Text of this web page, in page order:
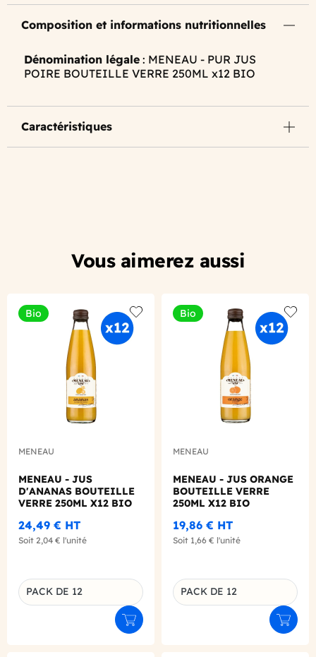
Composition et informations nutritionnelles
Dénomination légale : MENEAU - PUR JUS
POIRE BOUTEILLE VERRE 250ML x12 BIO
Caractéristiques
Vous aimerez aussi
Bio
Add to wishlist
MENEAU
MENEAU - JUS
D'ANANAS BOUTEILLE
VERRE 250ML X12 BIO
24,49 € HT
Soit 2,04 € l'unité
Déclinaison du produit
PACK DE 12
Ajouter au panier
Bio
Add
MENEAU
MENEAU - JUS ORANGE
BOUTEILLE VERRE
250ML X12 BIO
19,86 € HT
Soit 1,66 € l'unité
Déclinaison du produit
PACK DE 12